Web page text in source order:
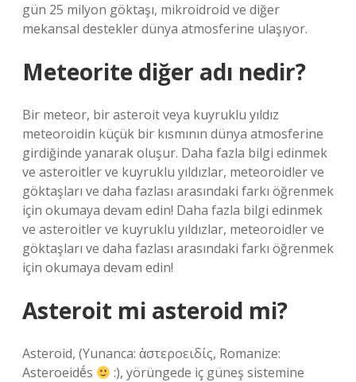
gün 25 milyon göktaşı, mikroidroid ve diğer
mekansal destekler dünya atmosferine ulaşıyor.
Meteorite diğer adı nedir?
Bir meteor, bir asteroit veya kuyruklu yıldız
meteoroidin küçük bir kısmının dünya atmosferine
girdiğinde yanarak oluşur. Daha fazla bilgi edinmek
ve asteroitler ve kuyruklu yıldızlar, meteoroidler ve
göktaşları ve daha fazlası arasındaki farkı öğrenmek
için okumaya devam edin! Daha fazla bilgi edinmek
ve asteroitler ve kuyruklu yıldızlar, meteoroidler ve
göktaşları ve daha fazlası arasındaki farkı öğrenmek
için okumaya devam edin!
Asteroit mi asteroid mi?
Asteroid, (Yunanca: ἀστεροειδίς, Romanize:
Asteroeidḗs
:), yörüngede iç güneş sistemine